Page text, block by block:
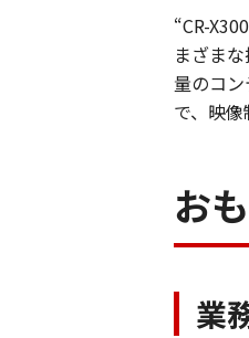
“CR-
まざま
量のコ
で、映
お
業